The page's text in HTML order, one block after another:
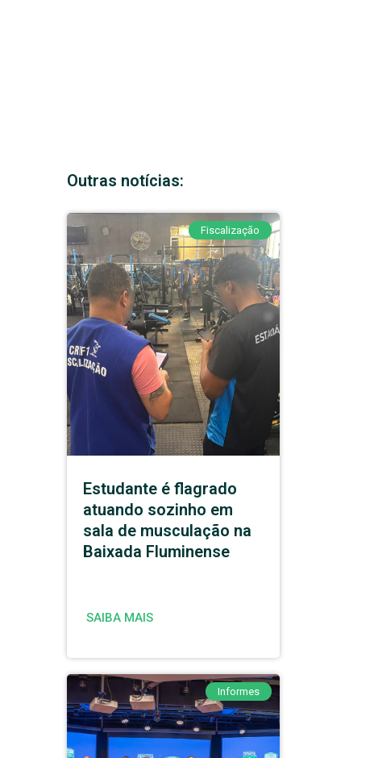
Outras notícias:
Fiscalização
Estudante é flagrado
atuando sozinho em
sala de musculação na
Baixada Fluminense
SAIBA MAIS
Informes